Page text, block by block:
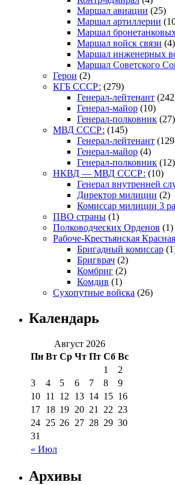
Маршал авиации (25)
Маршал артиллерии
Маршал
Маршал войск связи (4)
Маршал инженерных
Маршал Советского
Герои (2)
КГБ СССР: (279)
Генерал-лейтенант
Генерал-майор (10)
Генерал-полковник (27)
МВД СССР: (145)
Генерал-лейтенант
Генерал-майор (4)
Генерал-полковник (12)
НКВД — МВД СССР: (10)
Генерал внутренней
Директор милиции (2)
Комиссар милиции 3
ПВО страны (1)
Полководческих Орденов (1)
Рабоче-Крестьянская
Бригадный комиссар
Бригврач (2)
Комбриг (2)
Комдив (1)
Сухопутные войска (26)
Календарь
Август 2026
Пн Вт Ср Чт Пт Сб Вс
« Июл
1
2
3
4 5 6 7 8
9
10 11 12 13 14 15 16
17 18 19 20 21 22 23
24 25 26 27 28 29 30
31
Архивы